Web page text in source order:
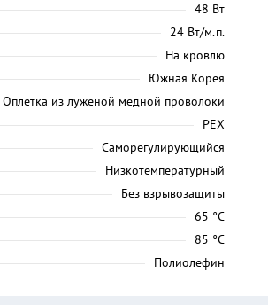
48 Вт
24 Вт/м.п.
На кровлю
Южная Корея
Оплетка из луженой медной проволоки
PEX
Саморегулирующийся
Низкотемпературный
Без взрывозащиты
65 °C
85 °C
Полиолефин